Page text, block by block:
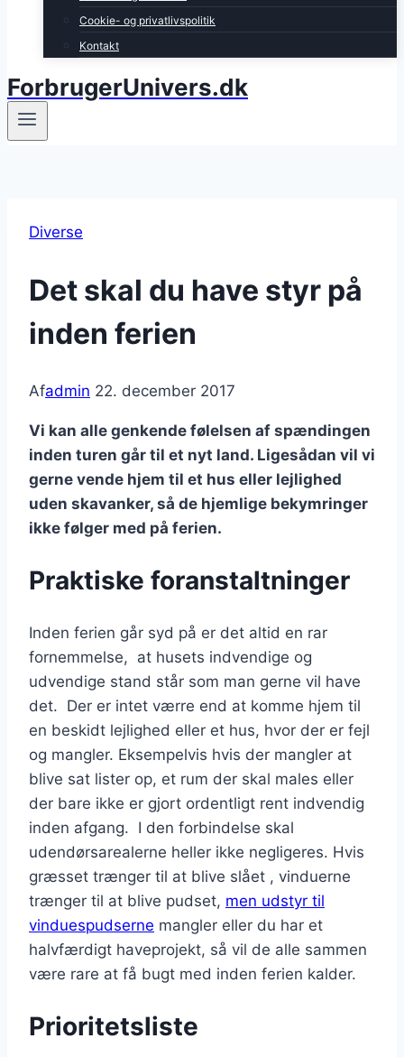
Cookie- og privatlivspolitik
Kontakt
ForbrugerUnivers.dk
Diverse
Det skal du have styr på
inden ferien
Afadmin 22. december 2017
Vi kan alle genkende følelsen af spændingen
inden turen går til et nyt land. Ligesådan vil vi
gerne vende hjem til et hus eller lejlighed
uden skavanker, så de hjemlige bekymringer
ikke følger med på ferien.
Praktiske foranstaltninger
Inden ferien går syd på er det altid en rar
fornemmelse, at husets indvendige og
udvendige stand står som man gerne vil have
det. Der er intet værre end at komme hjem til
en beskidt lejlighed eller et hus, hvor der er fejl
og mangler. Eksempelvis hvis der mangler at
blive sat lister op, et rum der skal males eller
der bare ikke er gjort ordentligt rent indvendig
inden afgang. I den forbindelse skal
udendørsarealerne heller ikke negligeres. Hvis
græsset trænger til at blive slået , vinduerne
trænger til at blive pudset, men udstyr til
vinduespudserne mangler eller du har et
halvfærdigt haveprojekt, så vil de alle sammen
være rare at få bugt med inden ferien kalder.
Prioritetsliste